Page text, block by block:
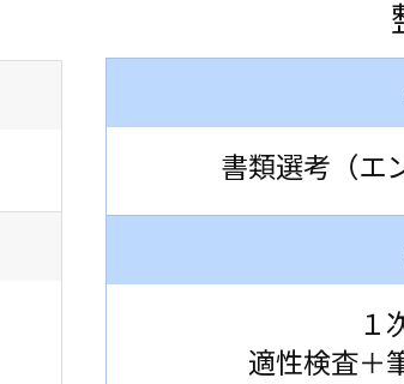
書類選考（エ
１
適性検査＋